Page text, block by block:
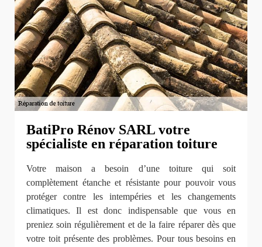
BatiPro Rénov SARL votre
spécialiste en réparation toiture
Votre maison a besoin d’une toiture qui soit
complètement étanche et résistante pour pouvoir vous
protéger contre les intempéries et les changements
climatiques. Il est donc indispensable que vous en
preniez soin régulièrement et de la faire réparer dès que
votre toit présente des problèmes. Pour tous besoins en